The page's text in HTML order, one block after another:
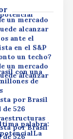
palabra:
potencial
un mercado
alcanzar
ante el
en el S&P
un techo?
un mercado
alcanzar
con una
de
por Brasil
526
por Brasil
526
palabra: